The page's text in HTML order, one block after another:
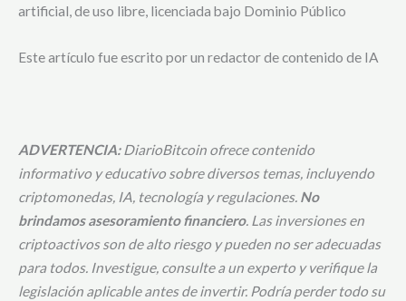
artificial, de uso libre, licenciada bajo Dominio Público
Este artículo fue escrito por un redactor de contenido de IA
ADVERTENCIA:DiarioBitcoin ofrece contenido
informativo y educativo sobre diversos temas, incluyendo
criptomonedas, IA, tecnología y regulaciones. No
brindamos asesoramiento financiero. Las inversiones en
criptoactivos son de alto riesgo y pueden no ser adecuadas
para todos. Investigue, consulte a un experto y verifique la
legislación aplicable antes de invertir. Podría perder todo su